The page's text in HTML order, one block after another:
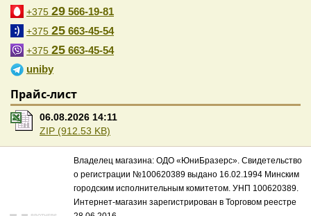
+375 29 566-19-81
+375 25 663-45-54
+375 25 663-45-54
uniby
Прайс-лист
06.08.2026 14:11
ZIP (912.53 KB)
Владелец магазина: ОДО «ЮниБразерс». Свидетельство
о регистрации №100620389 выдано 16.02.1994 Минским
городским исполнительным комитетом. УНП 100620389.
Интернет-магазин зарегистрирован в Торговом реестре